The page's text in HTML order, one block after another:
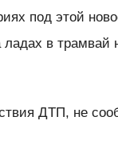
под этой
в трамвай
ДТП, не